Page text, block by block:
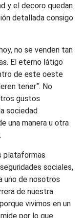
y el decoro quedan
detallada consigo
no se venden tan
El eterno látigo
de este oeste
tener”. No
gustos
sociedad
una manera u otra
plataformas
sociales,
uno de nosotros
de nuestra
vivimos en un
por lo que